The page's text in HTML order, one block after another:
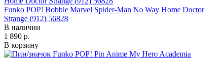
Funko POP! Bobble Marvel Spider-Man No Way Home Doctor
Strange (912) 56828
В наличии
1 890 р.
В корзину